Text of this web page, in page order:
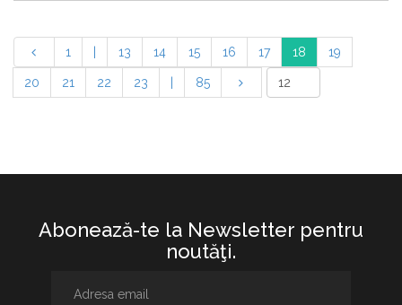
1 13 14 15 16 17 18 19
20 21 22 23 85
Abonează-te la Newsletter pentru
noutăţi.